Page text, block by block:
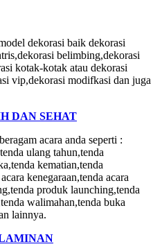
dekorasi baik dekorasi
belimbing,dekorasi
kotak-kotak atau dekorasi
vip,dekorasi modifkasi dan juga
DAN SEHAT
acara anda seperti :
ulang tahun,tenda
kematian,tenda
kenegaraan,tenda acara
produk launching,tenda
walimahan,tenda buka
lainnya.